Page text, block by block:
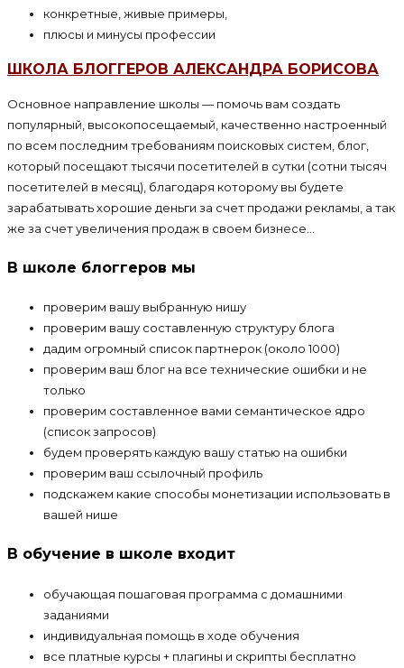
конкретные, живые примеры,
плюсы и минусы профессии
ШКОЛА БЛОГГЕРОВ АЛЕКСАНДРА БОРИСОВА
Основное направление школы — помочь вам создать
популярный, высокопосещаемый, качественно настроенный
по всем последним требованиям поисковых систем, блог,
который посещают тысячи посетителей в сутки (сотни тысяч
посетителей в месяц), благодаря которому вы будете
зарабатывать хорошие деньги за счет продажи рекламы, а так
же за счет увеличения продаж в своем бизнесе…
В школе блоггеров мы
проверим вашу выбранную нишу
проверим вашу составленную структуру блога
дадим огромный список партнерок (около 1000)
проверим ваш блог на все технические ошибки и не
только
проверим составленное вами семантическое ядро
(список запросов)
будем проверять каждую вашу статью на ошибки
проверим ваш ссылочный профиль
подскажем какие способы монетизации использовать в
вашей нише
В обучение в школе входит
обучающая пошаговая программа с домашними
заданиями
индивидуальная помощь в ходе обучения
все платные курсы + плагины и скрипты бесплатно